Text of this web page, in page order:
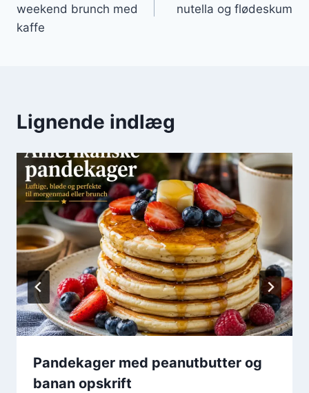
weekend brunch med
kaffe
nutella og flødeskum
Lignende indlæg
Pandekager med peanutbutter og
banan opskrift